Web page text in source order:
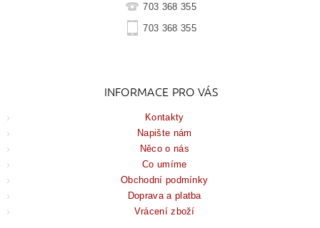
703 368 355
703 368 355
INFORMACE PRO VÁS
Kontakty
Napište nám
Něco o nás
Co umíme
Obchodní podmínky
Doprava a platba
Vrácení zboží